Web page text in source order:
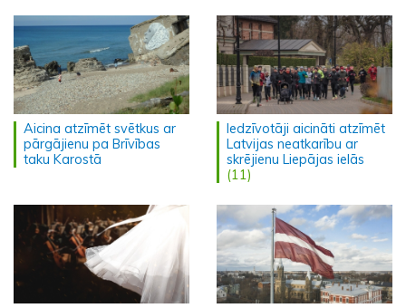
Aicina atzīmēt svētkus ar
pārgājienu pa Brīvības
taku Karostā
Iedzīvotāji aicināti atzīmēt
Latvijas neatkarību ar
skrējienu Liepājas ielās
(11)